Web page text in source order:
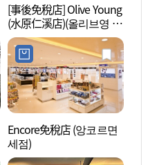
[事後免稅店] Olive Young
(水原仁溪店)(올리브영 수
원인계점)
Encore免稅店 (앙코르면
세점)